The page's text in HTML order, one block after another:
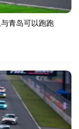
青岛可以跑跑